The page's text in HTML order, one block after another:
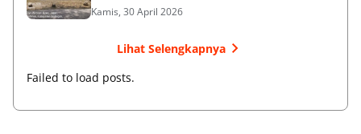
Kamis, 30 April 2026
Lihat Selengkapnya
Failed to load posts.